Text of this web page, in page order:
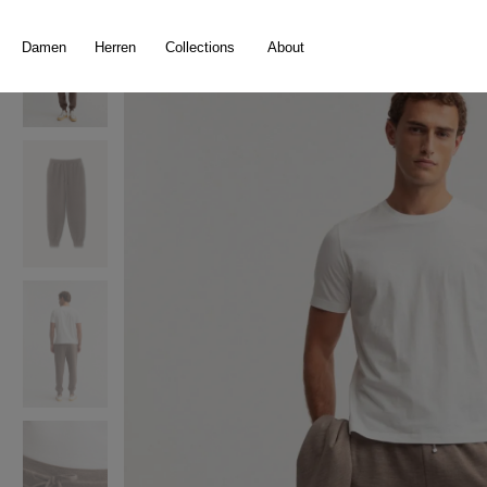
Damen Herren Collections About